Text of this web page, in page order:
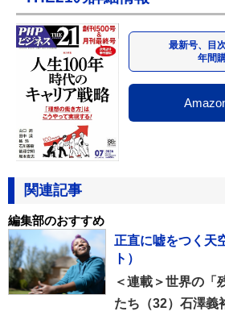
最新号、目
年間
関連記事
編集部のおすすめ
正直に嘘をつく天
ト）
＜連載＞世界の「
たち（32）石澤義